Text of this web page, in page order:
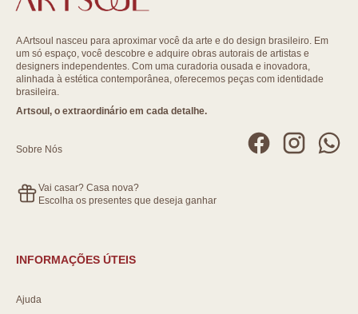
A Artsoul nasceu para aproximar você da arte e do design brasileiro. Em
um só espaço, você descobre e adquire obras autorais de artistas e
designers independentes. Com uma curadoria ousada e inovadora,
alinhada à estética contemporânea, oferecemos peças com identidade
brasileira.
Artsoul, o extraordinário em cada detalhe.
Sobre Nós
Vai casar? Casa nova?
Escolha os presentes que deseja ganhar
INFORMAÇÕES ÚTEIS
Ajuda